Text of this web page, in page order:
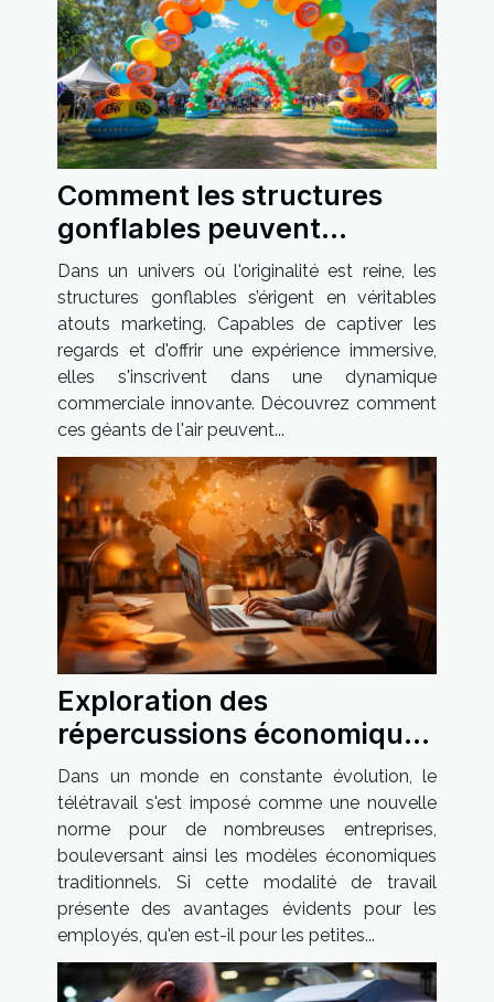
Comment les structures
gonflables peuvent
transformer votre stratégie
marketing
Dans un univers où l'originalité est reine, les
structures gonflables s’érigent en véritables
atouts marketing. Capables de captiver les
regards et d'offrir une expérience immersive,
elles s'inscrivent dans une dynamique
commerciale innovante. Découvrez comment
ces géants de l'air peuvent...
Exploration des
répercussions économiques
du télétravail sur les petites
entreprises françaises
Dans un monde en constante évolution, le
télétravail s'est imposé comme une nouvelle
norme pour de nombreuses entreprises,
bouleversant ainsi les modèles économiques
traditionnels. Si cette modalité de travail
présente des avantages évidents pour les
employés, qu'en est-il pour les petites...